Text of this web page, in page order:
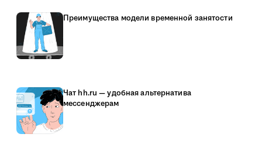
Преимущества модели временной занятости
Чат hh.ru — удобная альтернатива
мессенджерам